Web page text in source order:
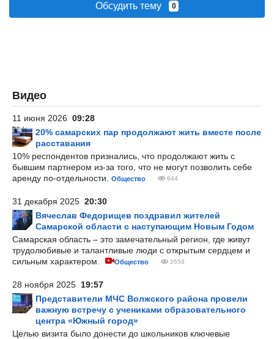
Обсудить тему 0
Видео
11 июня 2026 09:28
20% самарских пар продолжают жить вместе после
расставания
10% респондентов признались, что продолжают жить с
бывшим партнером из-за того, что не могут позволить себе
аренду по-отдельности.
Общество 844
31 декабря 2025 20:30
Вячеслав Федорищев поздравил жителей
Самарской области с наступающим Новым Годом
Самарская область – это замечательный регион, где живут
трудолюбивые и талантливые люди с открытым сердцем и
сильным характером.
Общество 2659
28 ноября 2025 19:57
Представители МЧС Волжского района провели
важную встречу с учениками образовательного
центра «Южный город»
Целью визита было донести до школьников ключевые